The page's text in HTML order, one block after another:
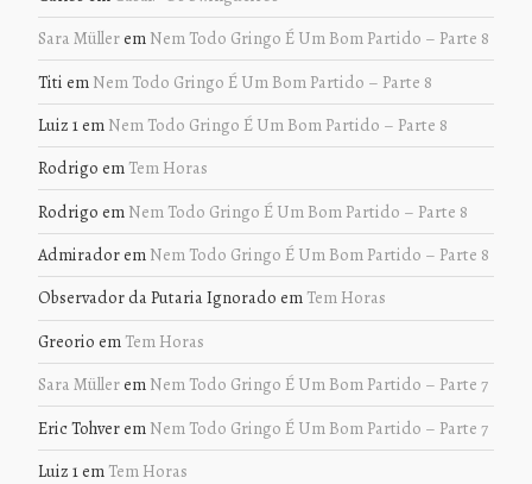
Sara Müllerem Nem Todo Gringo É Um Bom Partido – Parte 8
Titi em Nem Todo Gringo É Um Bom Partido – Parte 8
Luiz 1em Nem Todo Gringo É Um Bom Partido – Parte 8
Rodrigo em Tem Horas
Rodrigo em Nem Todo Gringo É Um Bom Partido – Parte 8
Admiradorem Nem Todo Gringo É Um Bom Partido – Parte 8
Observador da Putaria Ignorado em Tem Horas
Greorio em Tem Horas
Sara Müllerem Nem Todo Gringo É Um Bom Partido – Parte 7
Eric Tohverem Nem Todo Gringo É Um Bom Partido – Parte 7
Luiz 1em Tem Horas